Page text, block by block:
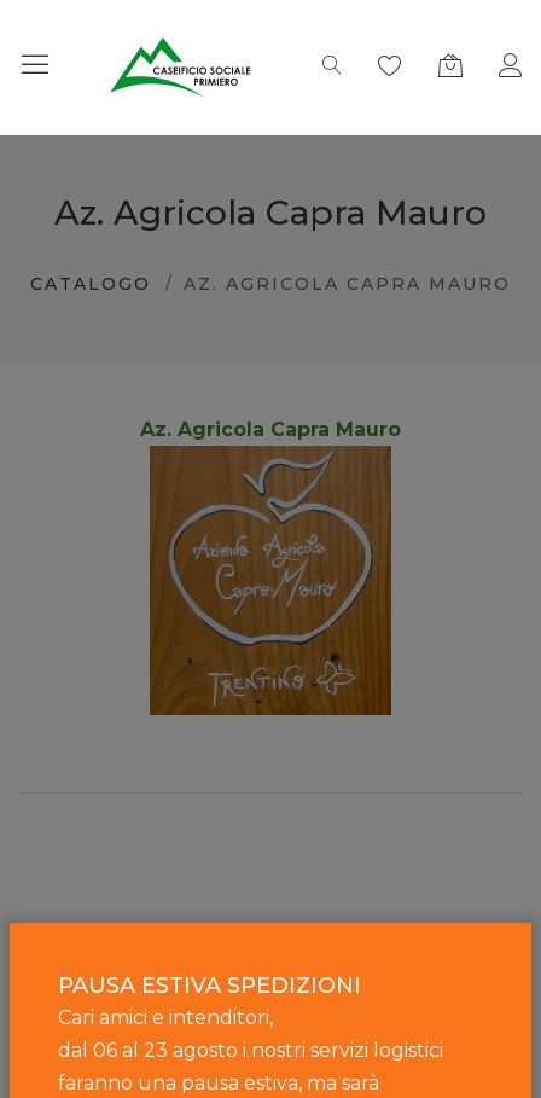
Az. Agricola Capra Mauro
CATALOGO AZ. AGRICOLA CAPRA MAURO
Az. Agricola Capra Mauro
Filtra
PAUSA ESTIVA SPEDIZIONI
Cari amici e intenditori,
dal 06 al 23 agosto i nostri servizi logistici
faranno una pausa estiva, ma sarà